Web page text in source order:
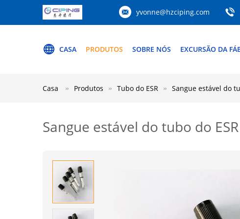
yvonne@hzciping.com
CASA PRODUTOS SOBRE NÓS EXCURSÃO DA
Casa Produtos Tubo do ESR Sangue estável do
Sangue estável do tubo do